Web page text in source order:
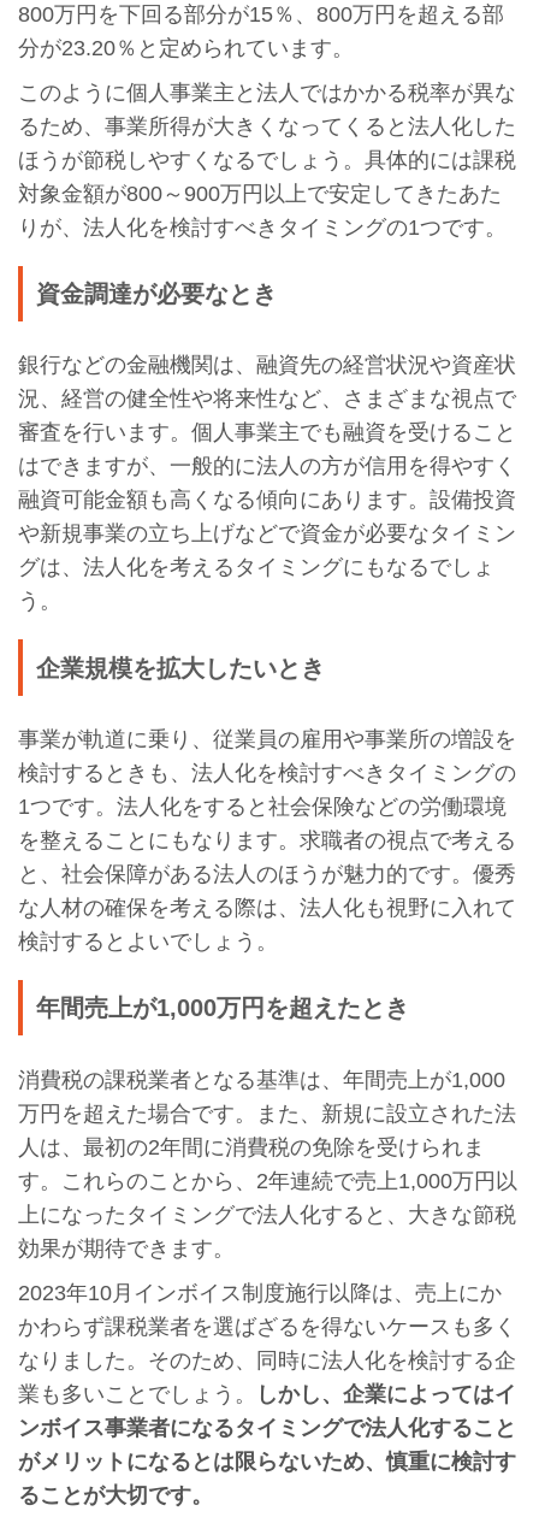
800万円を下回る部分が15％、800万円を超える部
分が23.20％と定められています。
このように個人事業主と法人ではかかる税率が異な
るため、事業所得が大きくなってくると法人化した
ほうが節税しやすくなるでしょう。具体的には課税
対象金額が800～900万円以上で安定してきたあた
りが、法人化を検討すべきタイミングの1つです。
資金調達が必要なとき
銀行などの金融機関は、融資先の経営状況や資産状
況、経営の健全性や将来性など、さまざまな視点で
審査を行います。個人事業主でも融資を受けること
はできますが、一般的に法人の方が信用を得やすく
融資可能金額も高くなる傾向にあります。設備投資
や新規事業の立ち上げなどで資金が必要なタイミン
グは、法人化を考えるタイミングにもなるでしょ
う。
企業規模を拡大したいとき
事業が軌道に乗り、従業員の雇用や事業所の増設を
検討するときも、法人化を検討すべきタイミングの
1つです。法人化をすると社会保険などの労働環境
を整えることにもなります。求職者の視点で考える
と、社会保障がある法人のほうが魅力的です。優秀
な人材の確保を考える際は、法人化も視野に入れて
検討するとよいでしょう。
年間売上が1,000万円を超えたとき
消費税の課税業者となる基準は、年間売上が1,000
万円を超えた場合です。また、新規に設立された法
人は、最初の2年間に消費税の免除を受けられま
す。これらのことから、2年連続で売上1,000万円以
上になったタイミングで法人化すると、大きな節税
効果が期待できます。
2023年10月インボイス制度施行以降は、売上にか
かわらず課税業者を選ばざるを得ないケースも多く
なりました。そのため、同時に法人化を検討する企
業も多いことでしょう。
しかし、企業によってはイ
ンボイス事業者になるタイミングで法人化すること
がメリットになるとは限らないため、慎重に検討す
ることが大切です。